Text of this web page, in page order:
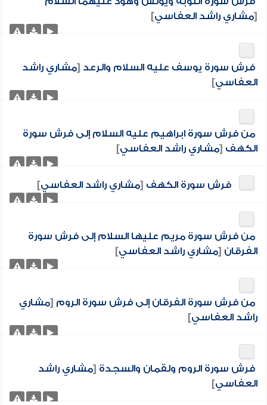
[مشاري راشد العفاسي]
فرش سورة يوسف عليه السلام والرعد [مشاري راشد
العفاسي]
من فرش سورة ابراهيم عليه السلام إلى فرش سورة
الكهف [مشاري راشد العفاسي]
فرش سورة الكهف [مشاري راشد العفاسي]
من فرش سورة مريم عليها السلام إلى فرش سورة
الفرقان [مشاري راشد العفاسي]
من فرش سورة الفرقان إلى فرش سورة الروم [مشاري
راشد العفاسي]
فرش سورة الروم ولقمان والسجدة [مشاري راشد
العفاسي]